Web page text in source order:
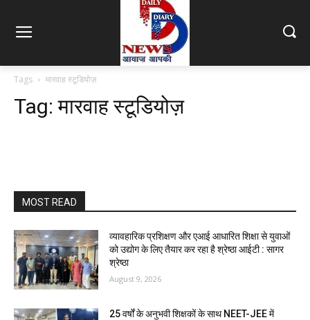
Tags मारवाह स्टूडियोज़
Tag:मारवाह स्टूडियोज़
MOST READ
व्यावहारिक प्रशिक्षण और एआई आधारित शिक्षा से युवाओं
को उद्योग के लिए तैयार कर रहा है श्रेष्ठा आईटी : सागर
श्रेष्ठा
August 9, 2026
25 वर्षों के अनुभवी शिक्षकों के साथ NEET-JEE में